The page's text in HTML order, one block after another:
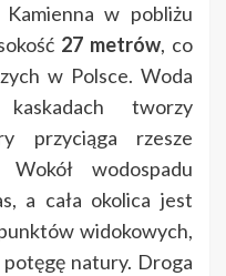
w pobliżu
27 metrów, co
w Polsce. Woda
tworzy
przyciąga rzesze
wodospadu
a cała okolica jest
widokowych,
natury. Droga